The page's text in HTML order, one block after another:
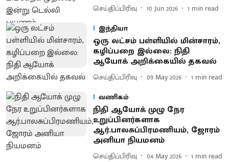
செய்திப்பிரிவு 10 Jun 2026 1 min read
இந்தியா
ஒரு லட்சம் பள்ளியில் மின்சாரம்,
கழிப்பறை இல்லை: நிதி
ஆயோக் அறிக்கையில் தகவல்
செய்திப்பிரிவு 09 May 2026 1 min read
வணிகம்
நிதி ஆயோக் முழு நேர
உறுப்பினர்களாக
ஆர்.பாலசுப்பிரமணியம், ஜோரம்
அனியா நியமனம்
செய்திப்பிரிவு 04 May 2026 1 min read